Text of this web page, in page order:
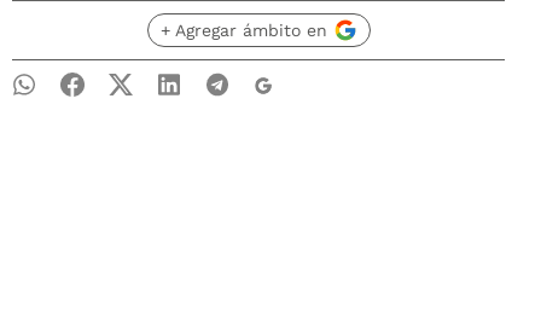
+ Agregar ámbito en